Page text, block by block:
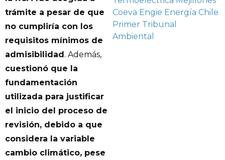
trámite a pesar de que
no cumpliría con los
requisitos mínimos de
admisibilidad . Además,
cuestionó que la
fundamentación
utilizada para justificar
el inicio del proceso de
revisión, debido a que
considera la variable
cambio climático, pese
Coeva Engie Energía Chile
Primer Tribunal
Ambiental